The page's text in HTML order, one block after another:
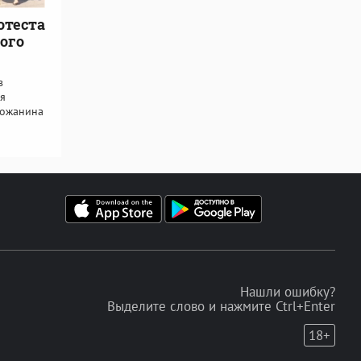
Нашли ошибку?
Выделите слово и нажмите Ctrl+Enter
18+